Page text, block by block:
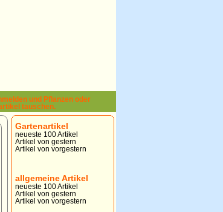
Gartenartikel
neueste 100 Artikel
Artikel von gestern
Artikel von vorgestern
allgemeine Artikel
neueste 100 Artikel
Artikel von gestern
Artikel von vorgestern